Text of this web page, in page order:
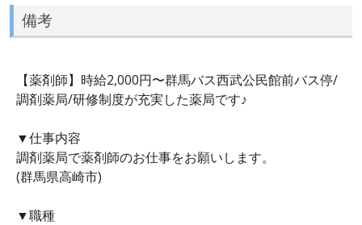
備考
【薬剤師】時給2,000円〜群馬バス西武公民館前バス停/
調剤薬局/研修制度が充実した薬局です♪
▼仕事内容
調剤薬局で薬剤師のお仕事をお願いします。
(群馬県高崎市)
▼職種